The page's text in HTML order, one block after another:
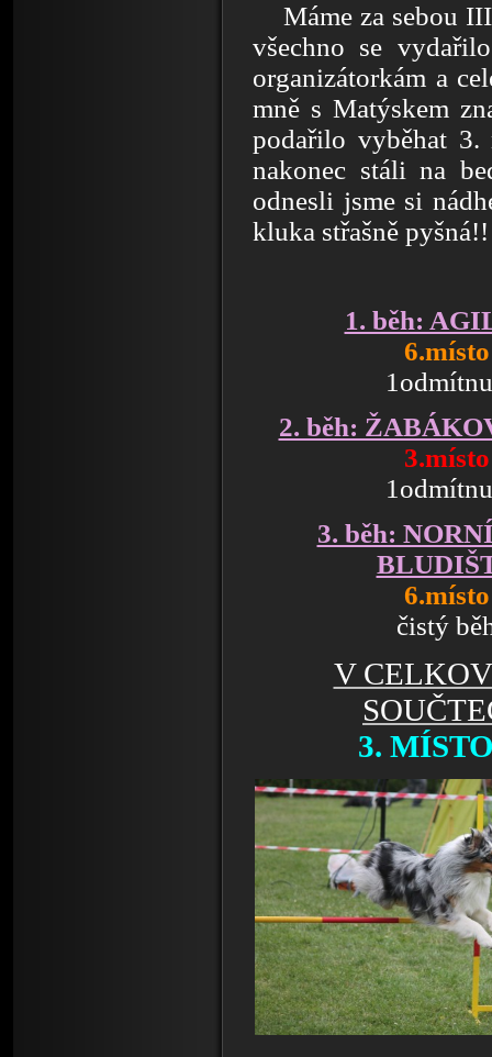
Máme za sebou
všechno se
organizátorkám a
mně s Matýskem
podařilo vyběhat
nakonec stáli na
odnesli jsme si
kluka střašně pyšná!!
1. běh:
6.místo
2. běh:
3.místo
3. běh:
6.místo
čistý
V
3.